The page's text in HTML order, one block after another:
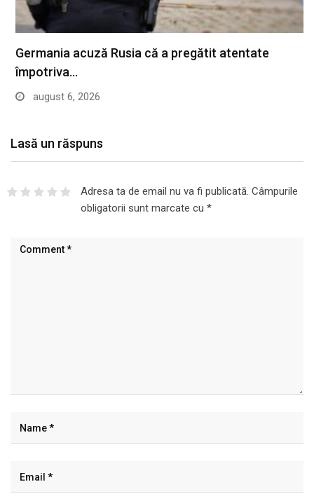
Germania acuză Rusia că a pregătit atentate
împotriva…
august 6, 2026
Lasă un răspuns
Adresa ta de email nu va fi publicată. Câmpurile
obligatorii sunt marcate cu *